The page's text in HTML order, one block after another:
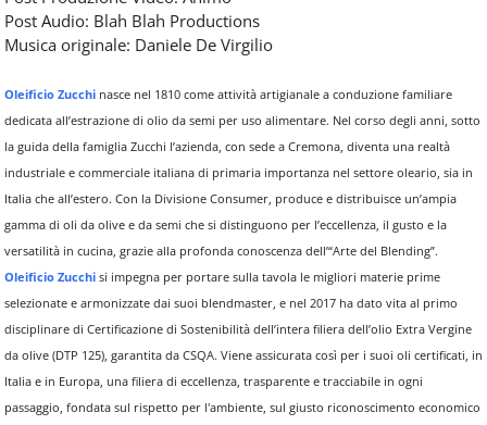
Post Audio: Blah Blah Productions
Musica originale: Daniele De Virgilio
Oleificio Zucchi nasce nel 1810 come attività artigianale a conduzione familiare
dedicata all’estrazione di olio da semi per uso alimentare. Nel corso degli anni, sotto
la guida della famiglia Zucchi l’azienda, con sede a Cremona, diventa una realtà
industriale e commerciale italiana di primaria importanza nel settore oleario, sia in
Italia che all’estero. Con la Divisione Consumer, produce e distribuisce un’ampia
gamma di oli da olive e da semi che si distinguono per l’eccellenza, il gusto e la
versatilità in cucina, grazie alla profonda conoscenza dell’“Arte del Blending”.
Oleificio Zucchi si impegna per portare sulla tavola le migliori materie prime
selezionate e armonizzate dai suoi blendmaster, e nel 2017 ha dato vita al primo
disciplinare di Certificazione di Sostenibilità dell’intera filiera dell’olio Extra Vergine
da olive (DTP 125), garantita da CSQA. Viene assicurata così per i suoi oli certificati, in
Italia e in Europa, una filiera di eccellenza, trasparente e tracciabile in ogni
passaggio, fondata sul rispetto per l'ambiente, sul giusto riconoscimento economico